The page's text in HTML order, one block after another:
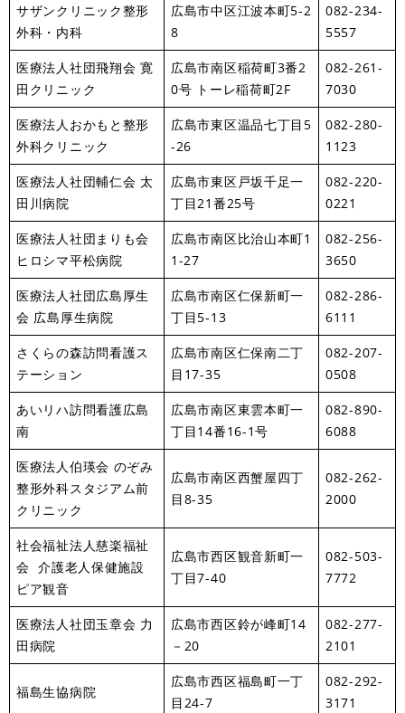
サザンクリニック整形
外科・内科
広島市中区江波本町5-2
8
082-234-
5557
医療法人社団飛翔会 寛
田クリニック
広島市南区稲荷町3番2
0号 トーレ稲荷町2F
082-261-
7030
医療法人おかもと整形
外科クリニック
広島市東区温品七丁目5
-26
082-280-
1123
医療法人社団輔仁会 太
田川病院
広島市東区戸坂千足一
丁目21番25号
082-220-
0221
医療法人社団まりも会
ヒロシマ平松病院
広島市南区比治山本町1
1-27
082-256-
3650
医療法人社団広島厚生
会 広島厚生病院
広島市南区仁保新町一
丁目5-13
082-286-
6111
さくらの森訪問看護ス
テーション
広島市南区仁保南二丁
目17-35
082-207-
0508
あいリハ訪問看護広島
南
広島市南区東雲本町一
丁目14番16-1号
082-890-
6088
医療法人伯瑛会 のぞみ
整形外科スタジアム前
クリニック
広島市南区西蟹屋四丁
目8-35
082-262-
2000
社会福祉法人慈楽福祉
会 介護老人保健施設
ピア観音
広島市西区観音新町一
丁目7-40
082-503-
7772
医療法人社団玉章会 力
田病院
広島市西区鈴が峰町14
－20
082-277-
2101
福島生協病院
広島市西区福島町一丁
目24-7
082-292-
3171